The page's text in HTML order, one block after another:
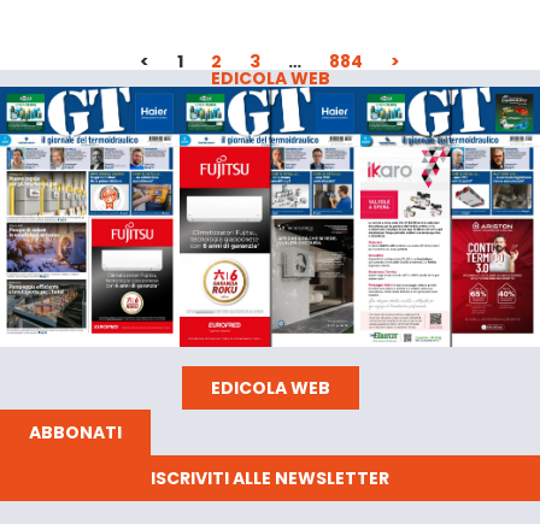
< 1 2 3 … 884 >
EDICOLA WEB
EDICOLA WEB
ABBONATI
ISCRIVITI ALLE NEWSLETTER